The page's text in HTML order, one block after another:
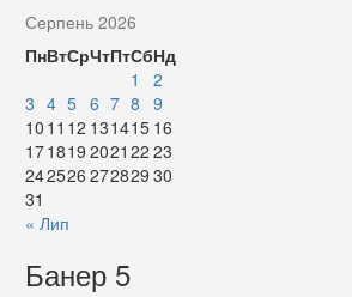
Серпень 2026
ПнВтСрЧтПтСбНд
1
2
3 4 5 6 7 8 9
10 11 12 131415 16
171819 2021 22 23
242526 272829 30
31
« Лип
Банер 5